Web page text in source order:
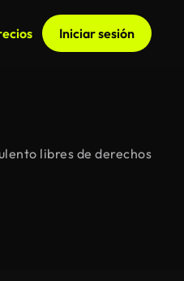
Iniciar sesión
libres de derechos